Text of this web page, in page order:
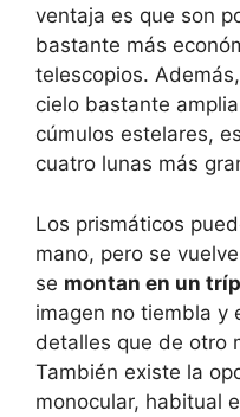
ventaja es que son
bastante más
telescopios.
cielo bastante
cúmulos estelares,
cuatro lunas más
Los prismáticos
mano, pero se
se montan en un
imagen no tiembla y
detalles que de otro
También existe la
monocular, habitual